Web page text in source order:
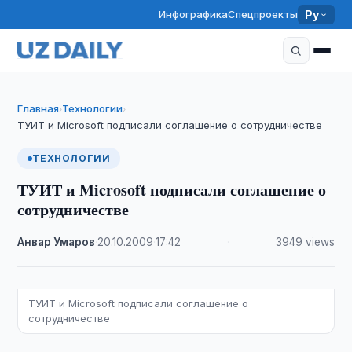
ИнфографикаСпецпроекты Ру
Главная›Технологии›
ТУИТ и Microsoft подписали соглашение о сотрудничестве
ТЕХНОЛОГИИ
ТУИТ и Microsoft подписали соглашение о
сотрудничестве
Анвар Умаров 20.10.2009 ·17:42 3949 views
ТУИТ и Microsoft подписали соглашение о
сотрудничестве